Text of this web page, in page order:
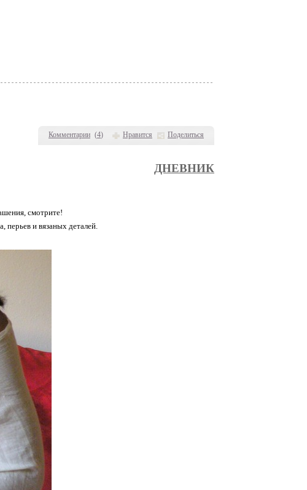
Комментарии (4) Нравится Поделиться
ДНЕВНИК
смотрите!
перьев и вязаных деталей.